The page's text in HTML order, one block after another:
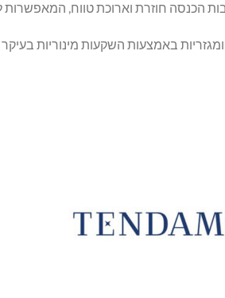
הכנסה חוזרת וארוכת טווח,